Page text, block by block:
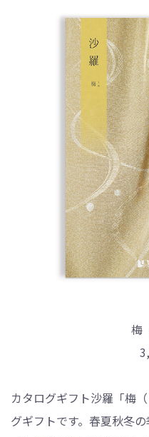
梅
カタログギフト沙羅「梅
グギフトです。春夏秋冬